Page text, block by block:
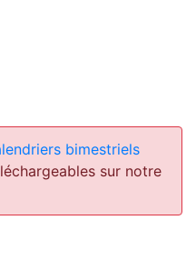
bimestriels
sur notre